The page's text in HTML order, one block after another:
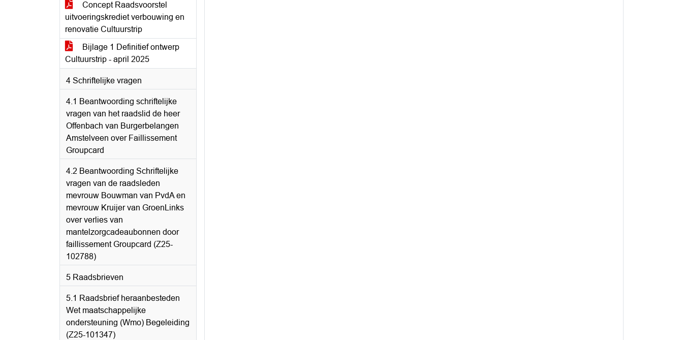
Concept Raadsvoorstel
uitvoeringskrediet verbouwing en
renovatie Cultuurstrip
Bijlage 1 Definitief ontwerp
Cultuurstrip - april 2025
4 Schriftelijke vragen
4.1 Beantwoording schriftelijke
vragen van het raadslid de heer
Offenbach van Burgerbelangen
Amstelveen over Faillissement
Groupcard
4.2 Beantwoording Schriftelijke
vragen van de raadsleden
mevrouw Bouwman van PvdA en
mevrouw Kruijer van GroenLinks
over verlies van
mantelzorgcadeaubonnen door
faillissement Groupcard (Z25-
102788)
5 Raadsbrieven
5.1 Raadsbrief heraanbesteden
Wet maatschappelijke
ondersteuning (Wmo) Begeleiding
(Z25-101347)